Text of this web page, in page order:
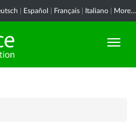
Español Français Italiano More...